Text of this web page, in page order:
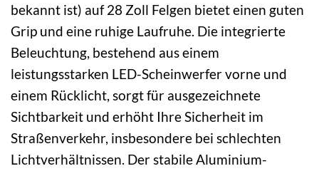
bekannt ist) auf 28 Zoll Felgen bietet einen guten
Grip und eine ruhige Laufruhe. Die integrierte
Beleuchtung, bestehend aus einem
leistungsstarken LED-Scheinwerfer vorne und
einem Rücklicht, sorgt für ausgezeichnete
Sichtbarkeit und erhöht Ihre Sicherheit im
Straßenverkehr, insbesondere bei schlechten
Lichtverhältnissen. Der stabile Aluminium-